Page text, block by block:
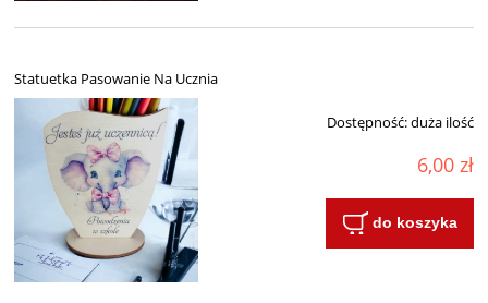
Statuetka Pasowanie Na Ucznia
Dostępność:duża ilość
6,00 zł
do koszyka